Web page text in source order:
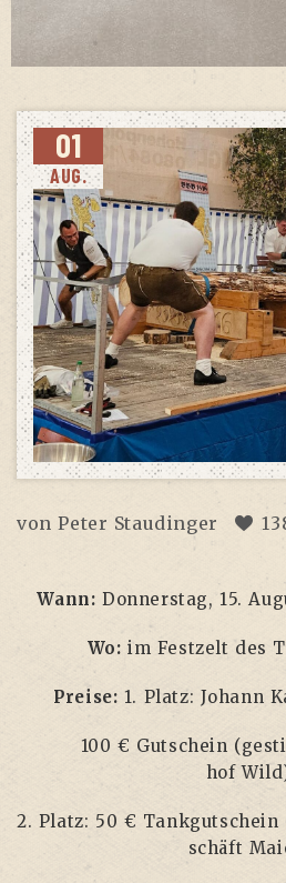
01
AUG.
vonPeter Staudinger
Wann: Don­ners­tag, 15.
Wo:im Fest­zelt des
Prei­se: 1. Platz: Johann
100 € Gut­schein
hof
2. Platz: 50 €
schäft